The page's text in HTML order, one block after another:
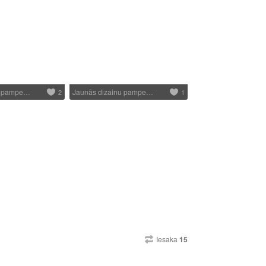
2 Jaunās dizainu pampe… 1
Iesaka 15